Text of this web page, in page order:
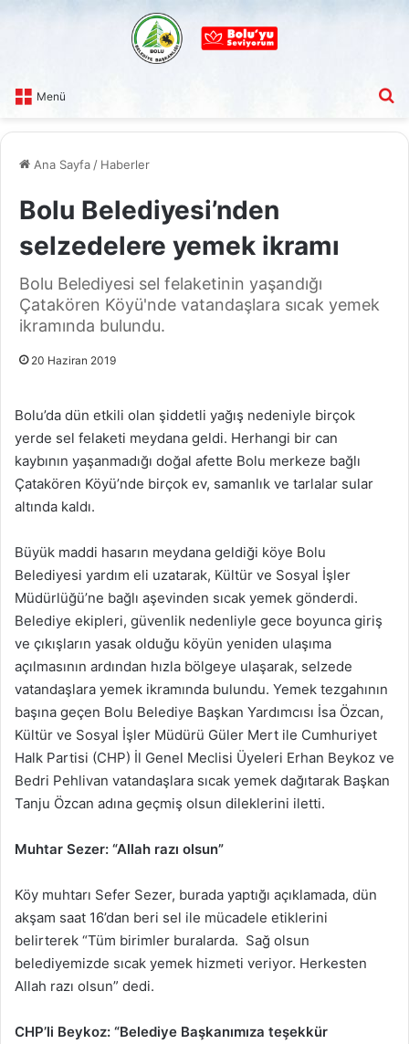
Menü
Ana Sayfa / Haberler
Bolu Belediyesi’nden
selzedelere yemek ikramı
Bolu Belediyesi sel felaketinin yaşandığı
Çatakören Köyü'nde vatandaşlara sıcak yemek
ikramında bulundu.
20 Haziran 2019
Bolu’da dün etkili olan şiddetli yağış nedeniyle birçok
yerde sel felaketi meydana geldi. Herhangi bir can
kaybının yaşanmadığı doğal afette Bolu merkeze bağlı
Çatakören Köyü’nde birçok ev, samanlık ve tarlalar sular
altında kaldı.
Büyük maddi hasarın meydana geldiği köye Bolu
Belediyesi yardım eli uzatarak, Kültür ve Sosyal İşler
Müdürlüğü’ne bağlı aşevinden sıcak yemek gönderdi.
Belediye ekipleri, güvenlik nedenliyle gece boyunca giriş
ve çıkışların yasak olduğu köyün yeniden ulaşıma
açılmasının ardından hızla bölgeye ulaşarak, selzede
vatandaşlara yemek ikramında bulundu. Yemek tezgahının
başına geçen Bolu Belediye Başkan Yardımcısı İsa Özcan,
Kültür ve Sosyal İşler Müdürü Güler Mert ile Cumhuriyet
Halk Partisi (CHP) İl Genel Meclisi Üyeleri Erhan Beykoz ve
Bedri Pehlivan vatandaşlara sıcak yemek dağıtarak Başkan
Tanju Özcan adına geçmiş olsun dileklerini iletti.
Muhtar Sezer: “Allah razı olsun”
Köy muhtarı Sefer Sezer, burada yaptığı açıklamada, dün
akşam saat 16’dan beri sel ile mücadele etiklerini
belirterek “Tüm birimler buralarda. Sağ olsun
belediyemizde sıcak yemek hizmeti veriyor. Herkesten
Allah razı olsun” dedi.
CHP’li Beykoz: “Belediye Başkanımıza teşekkür